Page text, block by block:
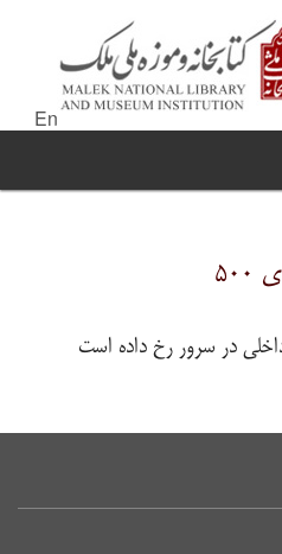
En
در سرور رخ داده است